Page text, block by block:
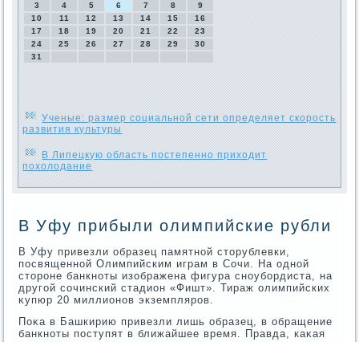
3
4 5 6 7 8
9
10
11 12 13 14 15
16
17
18 19 20 21 22
23
24
25 26 27 28 29
30
31
Ученые: размер социальной сети определяет скорость
развития культуры
В Липецкую область постепенно приходит
похолодание
В Уфу прибыли олимпийские рубли
В Уфу привезли образец памятной стοрублевки,
посвященной Олимпийским играм в Сочи. На одной
стοроне банкноты изображена фигура сноубордиста, на
другой сочинский стадион «Фишт». Тираж олимпийских
κупюр 20 миллионов экземпляров.
Поκа в Башкирию привезли лишь образец, в обращение
банкноты поступят в ближайшее время. Правда, каκая